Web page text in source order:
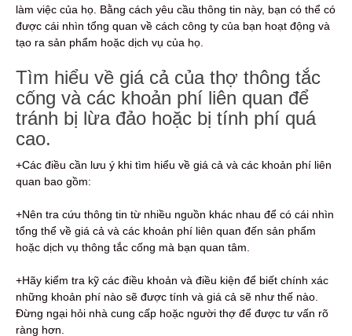
làm việc của họ. Bằng cách yêu cầu thông tin này, bạn có thể có
được cái nhìn tổng quan về cách công ty của bạn hoạt động và
tạo ra sản phẩm hoặc dịch vụ của họ.
Tìm hiểu về giá cả của thợ thông tắc
cống và các khoản phí liên quan để
tránh bị lừa đảo hoặc bị tính phí quá
cao.
+Các điều cần lưu ý khi tìm hiểu về giá cả và các khoản phí liên
quan bao gồm:
+Nên tra cứu thông tin từ nhiều nguồn khác nhau để có cái nhìn
tổng thể về giá cả và các khoản phí liên quan đến sản phẩm
hoặc dịch vụ thông tắc cống mà bạn quan tâm.
+Hãy kiểm tra kỹ các điều khoản và điều kiện để biết chính xác
những khoản phí nào sẽ được tính và giá cả sẽ như thế nào.
Đừng ngại hỏi nhà cung cấp hoặc người thợ để được tư vấn rõ
ràng hơn.